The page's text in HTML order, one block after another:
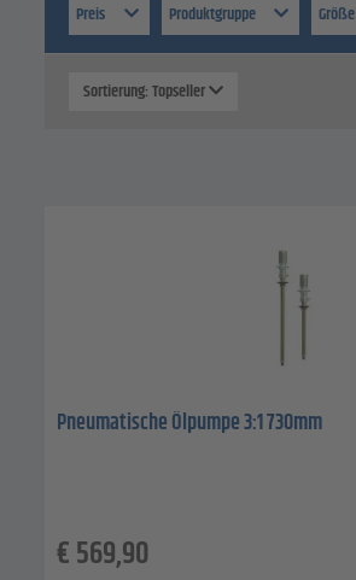
Preis
Produktgruppe Größe
Sortierung: Topseller
Pneumatische Ölpumpe 3:1 730mm
€569,90